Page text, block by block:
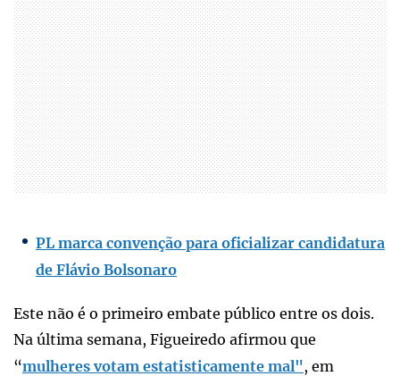
PL marca convenção para oficializar candidatura
de Flávio Bolsonaro
Este não é o primeiro embate público entre os dois.
Na última semana, Figueiredo afirmou que
“mulheres votam estatisticamente mal", em